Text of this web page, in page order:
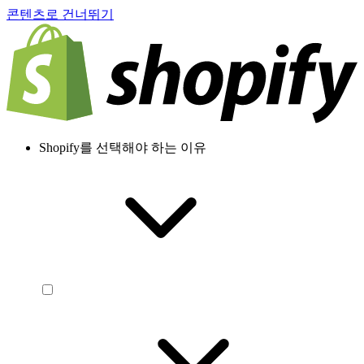
콘텐츠로 건너뛰기
Shopify를 선택해야 하는 이유